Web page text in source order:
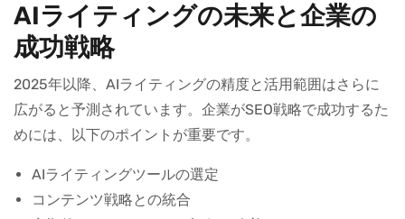
AIライティングの未来と企業の
成功戦略
2025年以降、AIライティングの精度と活用範囲はさらに
広がると予測されています。企業がSEO戦略で成功するた
めには、以下のポイントが重要です。
AIライティングツールの選定
コンテンツ戦略との統合